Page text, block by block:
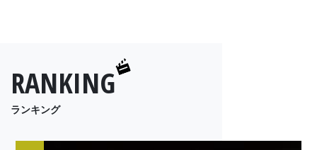
RANKING
ランキング